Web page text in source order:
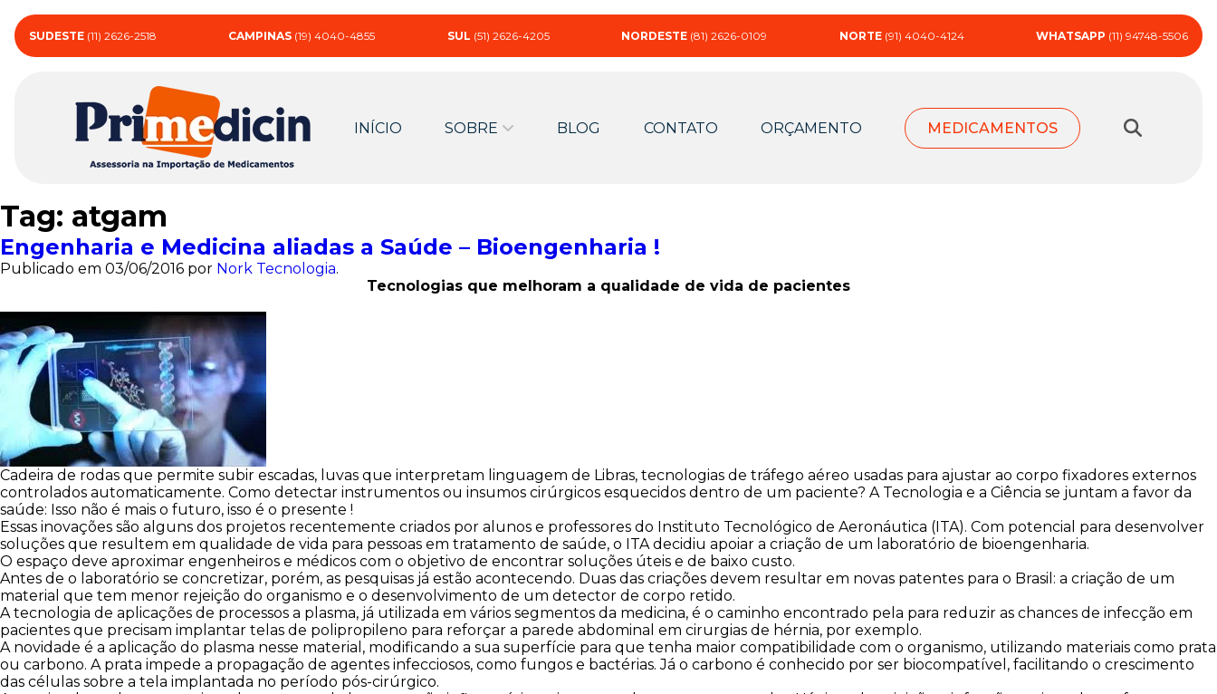
SUDESTE (11) 2626-2518 CAMPINAS (19) 4040-4855 SUL (51) 2626-4205 NORDESTE (81) 2626-0109 NORTE (91) 4040-4124 WHATSAPP (11) 94748-5506
INÍCIO SOBRE BLOG CONTATO ORÇAMENTO MEDICAMENTOS
Tag: atgam
Engenharia e Medicina aliadas a Saúde – Bioengenharia !
Publicado em 03/06/2016 por Nork Tecnologia.
Tecnologias que melhoram a qualidade de vida de pacientes
Cadeira de rodas que permite subir escadas, luvas que interpretam linguagem de Libras, tecnologias de tráfego aéreo usadas para ajustar ao corpo fixadores externos
controlados automaticamente. Como detectar instrumentos ou insumos cirúrgicos esquecidos dentro de um paciente? A Tecnologia e a Ciência se juntam a favor da
saúde: Isso não é mais o futuro, isso é o presente !
Essas inovações são alguns dos projetos recentemente criados por alunos e professores do Instituto Tecnológico de Aeronáutica (ITA). Com potencial para desenvolver
soluções que resultem em qualidade de vida para pessoas em tratamento de saúde, o ITA decidiu apoiar a criação de um laboratório de bioengenharia.
O espaço deve aproximar engenheiros e médicos com o objetivo de encontrar soluções úteis e de baixo custo.
Antes de o laboratório se concretizar, porém, as pesquisas já estão acontecendo. Duas das criações devem resultar em novas patentes para o Brasil: a criação de um
material que tem menor rejeição do organismo e o desenvolvimento de um detector de corpo retido.
A tecnologia de aplicações de processos a plasma, já utilizada em vários segmentos da medicina, é o caminho encontrado pela para reduzir as chances de infecção em
pacientes que precisam implantar telas de polipropileno para reforçar a parede abdominal em cirurgias de hérnia, por exemplo.
A novidade é a aplicação do plasma nesse material, modificando a sua superfície para que tenha maior compatibilidade com o organismo, utilizando materiais como prata
ou carbono. A prata impede a propagação de agentes infecciosos, como fungos e bactérias. Já o carbono é conhecido por ser biocompatível, facilitando o crescimento
das células sobre a tela implantada no período pós-cirúrgico.